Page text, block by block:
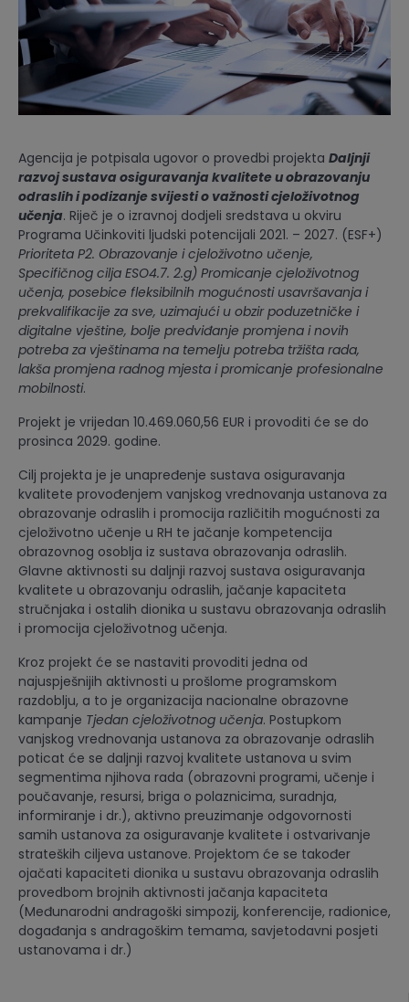
Agencija je potpisala ugovor o provedbi projekta Daljnji
razvoj sustava osiguravanja kvalitete u obrazovanju
odraslih i podizanje svijesti o važnosti cjeloživotnog
učenja. Riječ je o izravnoj dodjeli sredstava u okviru
Programa Učinkoviti ljudski potencijali 2021. – 2027. (ESF+)
Prioriteta P2. Obrazovanje i cjeloživotno učenje,
Specifičnog cilja ESO4.7. 2.g) Promicanje cjeloživotnog
učenja, posebice fleksibilnih mogućnosti usavršavanja i
prekvalifikacije za sve, uzimajući u obzir poduzetničke i
digitalne vještine, bolje predviđanje promjena i novih
potreba za vještinama na temelju potreba tržišta rada,
lakša promjena radnog mjesta i promicanje profesionalne
mobilnosti.
Projekt je vrijedan 10.469.060,56 EUR i provoditi će se do
prosinca 2029. godine.
Cilj projekta je je unapređenje sustava osiguravanja
kvalitete provođenjem vanjskog vrednovanja ustanova za
obrazovanje odraslih i promocija različitih mogućnosti za
cjeloživotno učenje u RH te jačanje kompetencija
obrazovnog osoblja iz sustava obrazovanja odraslih.
Glavne aktivnosti su daljnji razvoj sustava osiguravanja
kvalitete u obrazovanju odraslih, jačanje kapaciteta
stručnjaka i ostalih dionika u sustavu obrazovanja odraslih
i promocija cjeloživotnog učenja.
Kroz projekt će se nastaviti provoditi jedna od
najuspješnijih aktivnosti u prošlome programskom
razdoblju, a to je organizacija nacionalne obrazovne
kampanje Tjedan cjeloživotnog učenja. Postupkom
vanjskog vrednovanja ustanova za obrazovanje odraslih
poticat će se daljnji razvoj kvalitete ustanova u svim
segmentima njihova rada (obrazovni programi, učenje i
poučavanje, resursi, briga o polaznicima, suradnja,
informiranje i dr.), aktivno preuzimanje odgovornosti
samih ustanova za osiguravanje kvalitete i ostvarivanje
strateških ciljeva ustanove. Projektom će se također
ojačati kapaciteti dionika u sustavu obrazovanja odraslih
provedbom brojnih aktivnosti jačanja kapaciteta
(Međunarodni andragoški simpozij, konferencije, radionice,
događanja s andragoškim temama, savjetodavni posjeti
ustanovama i dr.)